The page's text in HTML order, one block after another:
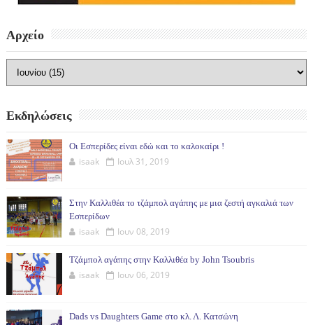
Αρχείο
Εκδηλώσεις
Οι Εσπερίδες είναι εδώ και το καλοκαίρι !
isaak Ιουλ 31, 2019
Στην Καλλιθέα το τζάμπολ αγάπης με μια ζεστή αγκαλιά των
Εσπερίδων
isaak Ιουν 08, 2019
Τζάμπολ αγάπης στην Καλλιθέα by John Tsoubris
isaak Ιουν 06, 2019
Dads vs Daughters Game στο κλ. Λ. Κατσώνη